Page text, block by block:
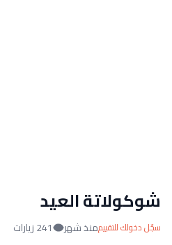
شوكولاتة العيد
سجّل دخولك للتقييممنذ شهر 241 زيارات